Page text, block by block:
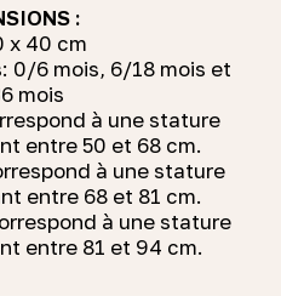
:
x 40 cm
0/6 mois, 6/18 mois et
mois
à une stature
entre 50 et 68 cm.
à une stature
entre 68 et 81 cm.
à une stature
entre 81 et 94 cm.